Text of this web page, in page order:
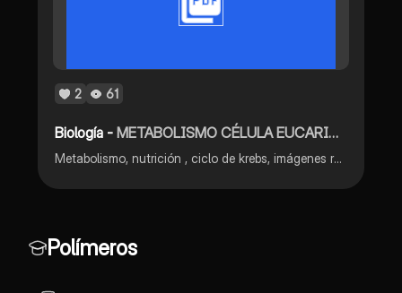
2 61
Biología -METABOLISMO CÉLULA EUCARIOTA
Metabolismo, nutrición , ciclo de krebs, imágenes referencia, generalidades y más
Polímeros